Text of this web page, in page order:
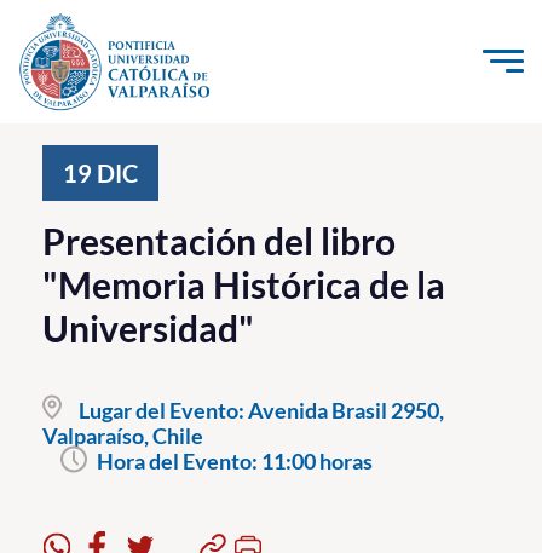
Click acá para ir directamente al contenido
Investigación, Creación e Innovación
PUCV Internacional
Vinculación con el Medio
Pregrado
Postgrado
Formación Continua
19 DIC
Presentación del libro
"Memoria Histórica de la
Universidad"
Lugar del Evento:Avenida Brasil 2950,
Valparaíso, Chile
Hora del Evento: 11:00 horas